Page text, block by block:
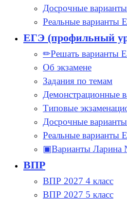
Досрочные
Реальные варианты
ЕГЭ (профильный
✏Решать варианты
Об экзамене
Задания по темам
Демонстрационные
Типовые
Досрочные
Реальные варианты
▣Варианты Ларина
ВПР
ВПР 2027 4 класс
ВПР 2027 5 класс